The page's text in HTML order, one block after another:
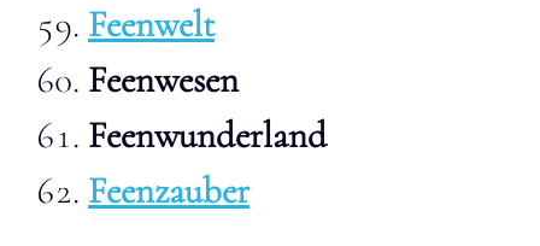
Feenwelt
Feenwesen
Feenwunderland
Feenzauber